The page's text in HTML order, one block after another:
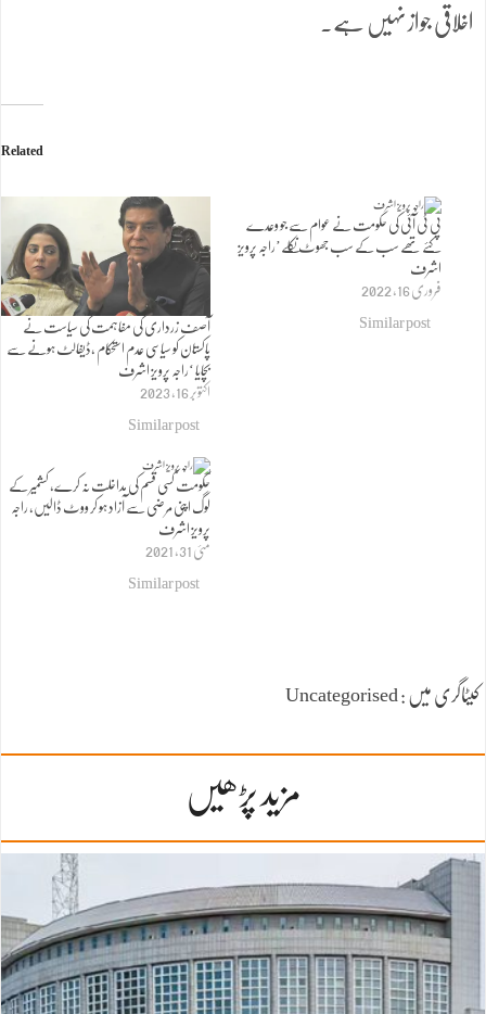
اخلاقی جواز نہیں ہے۔
Related
آصف زرداری کی مفاہمت کی سیاست نے
پاکستان کو سیاسی عدم استحکام ،ڈیفالٹ ہونے سے
بچایا ‘راجہ پرویز اشرف
اکتوبر 16, 2023
Similar post
پی ٹی آئی کی حکومت نے عوام سے جو وعدے
کئے تھے سب کے سب جھوٹ نکلے’راجہ پرویز
اشرف
فروری 16, 2022
Similar post
حکومت کسی قسم کی مداخلت نہ کرے، کشمیر کے
لوگ اپنی مرضی سے آزاد ہو کر ووٹ ڈالیں، راجہ
پرویز اشرف
مئی 31, 2021
Similar post
کیٹاگری میں : Uncategorised
مزید پڑھیں